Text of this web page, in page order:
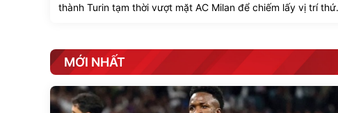
thành Turin tạm thời vượt mặt AC Milan để chiếm lấy vị trí thứ
MỚI NHẤT